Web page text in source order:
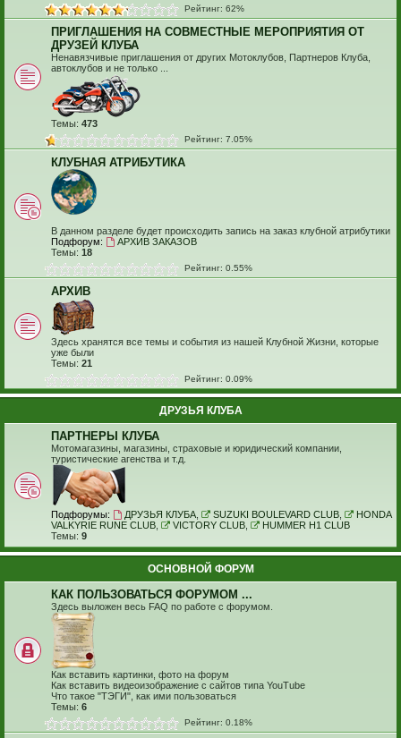
Рейтинг: 62%
ПРИГЛАШЕНИЯ НА СОВМЕСТНЫЕ МЕРОПРИЯТИЯ ОТ
ДРУЗЕЙ КЛУБА
Ненавязчивые приглашения от других Мотоклубов, Партнеров Клуба,
автоклубов и не только ...
Темы: 473
Рейтинг: 7.05%
КЛУБНАЯ АТРИБУТИКА
В данном разделе будет происходить запись на заказ клубной атрибутики
Подфорум:
АРХИВ ЗАКАЗОВ
Темы: 18
Рейтинг: 0.55%
АРХИВ
Здесь хранятся все темы и события из нашей Клубной Жизни, которые
уже были
Темы: 21
Рейтинг: 0.09%
ДРУЗЬЯ КЛУБА
ПАРТНЕРЫ КЛУБА
Мотомагазины, магазины, страховые и юридический компании,
туристические агенства и т.д.
Подфорумы: ДРУЗЬЯ КЛУБА, SUZUKI BOULEVARD CLUB,
HONDA
VALKYRIE RUNE CLUB
VICTORY CLUB,
HUMMER H1 CLUB
Темы: 9
ОСНОВНОЙ ФОРУМ
КАК ПОЛЬЗОВАТЬСЯ ФОРУМОМ ...
Здесь выложен весь FAQ по работе с форумом.
Как вставить картинки, фото на форум
Как вставить видеоизображение с сайтов типа YouTube
Что такое "ТЭГИ", как ими пользоваться
Темы: 6
Рейтинг: 0.18%